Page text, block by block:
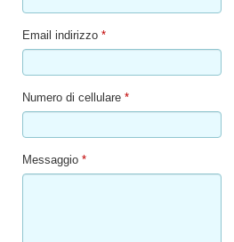
Email indirizzo *
Numero di cellulare *
Messaggio *